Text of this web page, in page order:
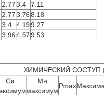
2.773.4
7.11
2.773.768.18
3.4 4.199.27
3.964.579.53
ХИМИЧЕСКИЙ СОСТУП
Си
Мн
максимум
Pmax